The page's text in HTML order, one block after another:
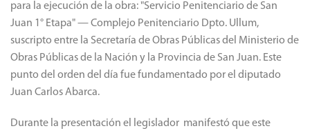
para la ejecución de la obra: "Servicio Penitenciario de San
Juan 1° Etapa" — Complejo Penitenciario Dpto. Ullum,
suscripto entre la Secretaría de Obras Públicas del Ministerio de
Obras Públicas de la Nación y la Provincia de San Juan. Este
punto del orden del día fue fundamentado por el diputado
Juan Carlos Abarca.
Durante la presentación el legislador manifestó que este